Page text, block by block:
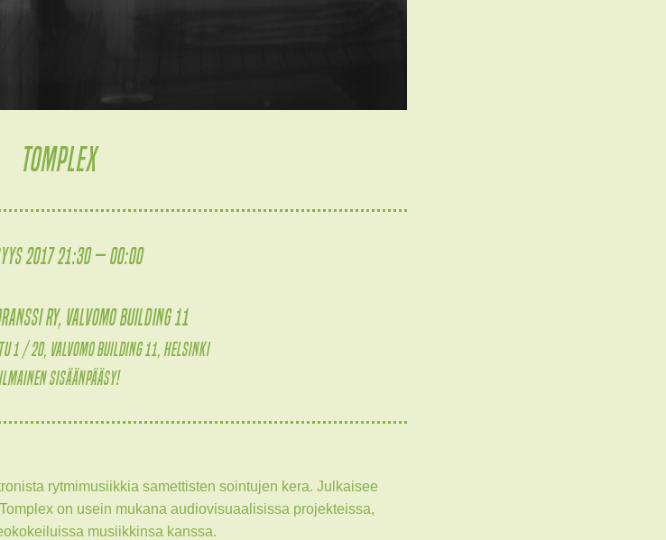
TOMPLEX
2017 21:30 — 00:00
ry, Valvomo building 11
1 / 20, Valvomo building 11, Helsinki
Ilmainen sisäänpääsy!
rytmimusiikkia samettisten sointujen kera. Julkaisee
on usein mukana audiovisuaalisissa projekteissa,
musiikkinsa kanssa.